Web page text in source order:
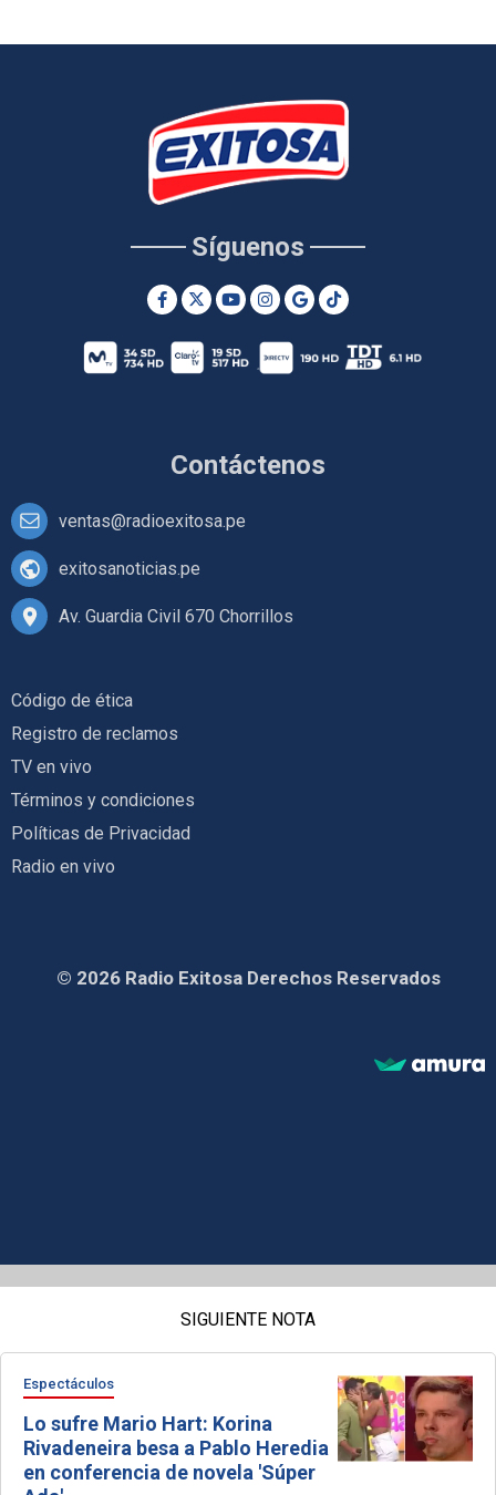
Contáctenos
ventas@radioexitosa.pe
exitosanoticias.pe
Av. Guardia Civil 670 Chorrillos
Síguenos
Código de ética
Registro de reclamos
TV en vivo
Términos y condiciones
Políticas de Privacidad
Radio en vivo
© 2026 Radio Exitosa Derechos Reservados
SIGUIENTE NOTA
Espectáculos
Lo sufre Mario Hart: Korina
Rivadeneira besa a Pablo Heredia
en conferencia de novela 'Súper